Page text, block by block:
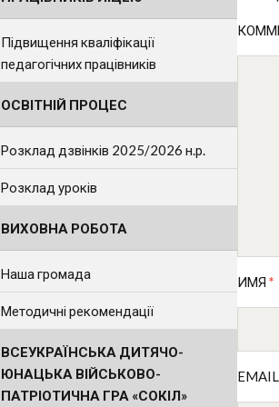
ИМЯ *
EMAIL
Підвищення кваліфікації
педагогічних працівників
ОСВІТНІЙ ПРОЦЕС
Розклад дзвінків 2025/2026 н.р.
Розклад уроків
ВИХОВНА РОБОТА
Наша громада
Методичні рекомендації
ВСЕУКРАЇНСЬКА ДИТЯЧО-
ЮНАЦЬКА ВІЙСЬКОВО-
ПАТРІОТИЧНА ГРА «СОКІЛ»